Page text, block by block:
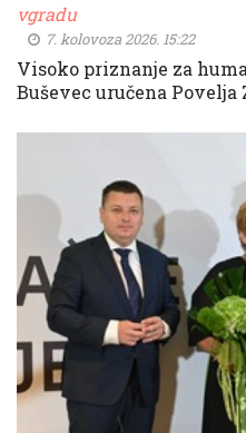
vgradu
7. kolovoza 2026. 15:22
Visoko priznanje za
Buševec uručena Povelja